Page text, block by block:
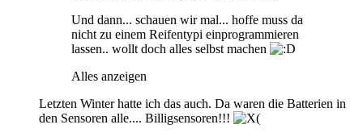
Und dann... schauen wir mal... hoffe muss da
nicht zu einem Reifentypi einprogrammieren
lassen.. wollt doch alles selbst machen
Alles anzeigen
Letzten Winter hatte ich das auch. Da waren die Batterien in
den Sensoren alle.... Billigsensoren!!!